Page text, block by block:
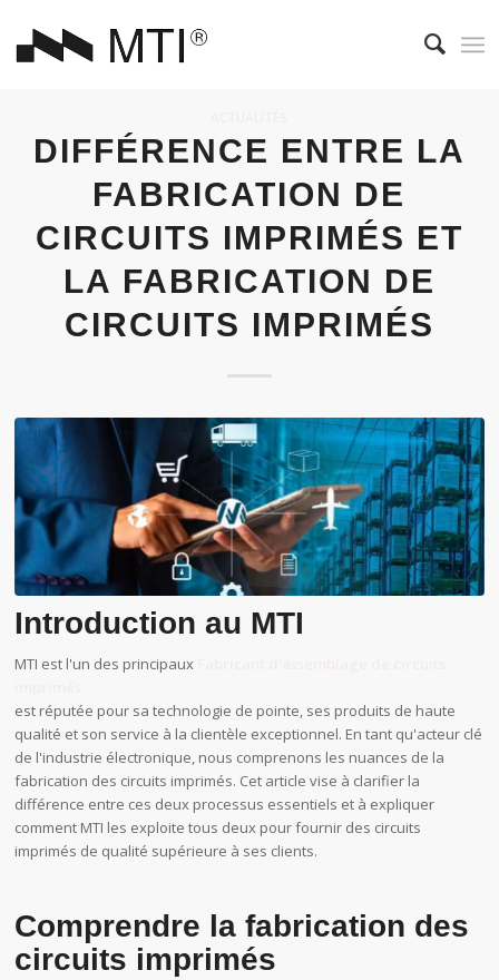
DIFFÉRENCE ENTRE LA
FABRICATION DE
CIRCUITS IMPRIMÉS ET
LA FABRICATION DE
CIRCUITS IMPRIMÉS
Introduction au MTI
MTI est l'un des principaux
est réputée pour sa technologie de pointe, ses produits de haute
qualité et son service à la clientèle exceptionnel. En tant qu'acteur clé
de l'industrie électronique, nous comprenons les nuances de la
fabrication des circuits imprimés. Cet article vise à clarifier la
différence entre ces deux processus essentiels et à expliquer
comment MTI les exploite tous deux pour fournir des circuits
imprimés de qualité supérieure à ses clients.
Comprendre la fabrication des
circuits imprimés